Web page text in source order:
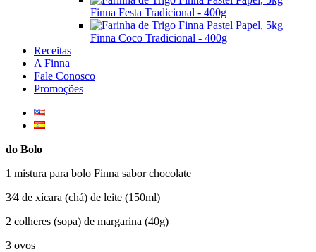
Finna Festa Tradicional - 400g
Finna Coco Tradicional - 400g
Receitas
A Finna
Fale Conosco
Promoções
do Bolo
1 mistura para bolo Finna sabor chocolate
3⁄4 de xícara (chá) de leite (150ml)
2 colheres (sopa) de margarina (40g)
3 ovos